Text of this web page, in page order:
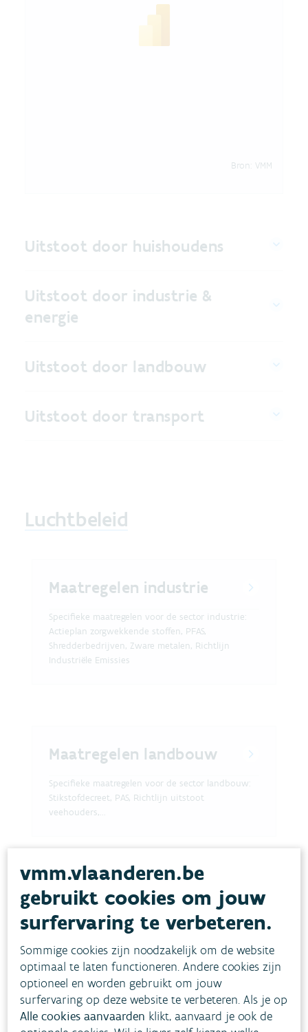
Bron: VMM
Uitstoot door huishoudens
Uitstoot door industrie &
energie
Uitstoot door landbouw
Uitstoot door transport
Luchtbeleid
Maatregelen industrie
Specifieke maatregelen voor de sector industrie:
Actieplan zorgwekkende stoffen, PFAS,
Shredderbedrijven, Zware metalen, Richtlijn
Industriële Emissies
Maatregelen landbouw
Specifieke maatregelen voor de sector landbouw:
Stikstofdecreet, PAS, Richtlijn uitstoot
veehouders,...
Maatregelen transport
Specifieke maatregelen met betrekking tot
transport: Lage emissiezones, Zero-emissiezones
stadslogistiek, Emissiefraude, Groene mobiliteit
vmm.vlaanderen.be
gebruikt cookies om jouw
surfervaring te verbeteren.
Sommige cookies zijn noodzakelijk om de website
optimaal te laten functioneren. Andere cookies zijn
optioneel en worden gebruikt om jouw
surfervaring op deze website te verbeteren. Als je op
Alle cookies aanvaarden klikt, aanvaard je ook de